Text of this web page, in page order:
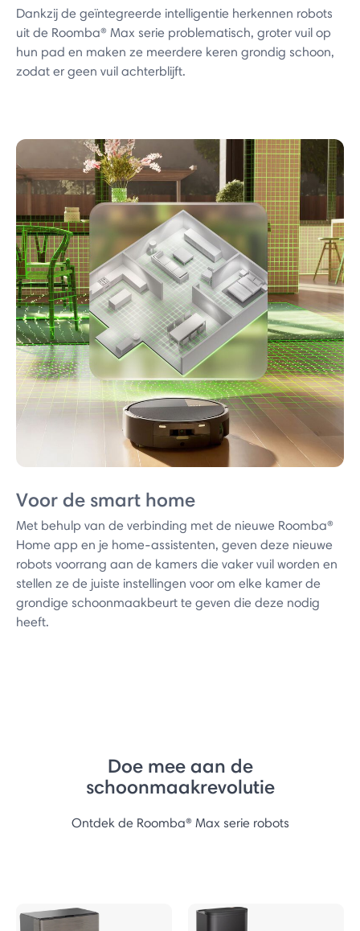
Dankzij de geïntegreerde intelligentie herkennen robots
uit de Roomba® Max serie problematisch, groter vuil op
hun pad en maken ze meerdere keren grondig schoon,
zodat er geen vuil achterblijft.
Voor de smart home
Met behulp van de verbinding met de nieuwe Roomba®
Home app en je home-assistenten, geven deze nieuwe
robots voorrang aan de kamers die vaker vuil worden en
stellen ze de juiste instellingen voor om elke kamer de
grondige schoonmaakbeurt te geven die deze nodig
heeft.
Doe mee aan de
schoonmaakrevolutie
Ontdek de Roomba® Max serie robots